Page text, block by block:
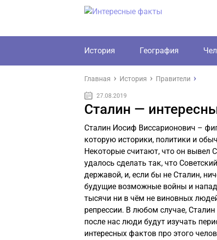
История География
Главная История Правители
27.08.2019
Сталин —
Сталин Иосиф Виссарионович –
которую историки, политики и
Некоторые считают, что он вывел
удалось сделать так, что
державой, и, если бы не Сталин,
будущие возможные войны и
тысячи ни в чём не виновных
репрессии. В любом случае, Сталин
после нас люди будут изучать
интересных фактов про этого